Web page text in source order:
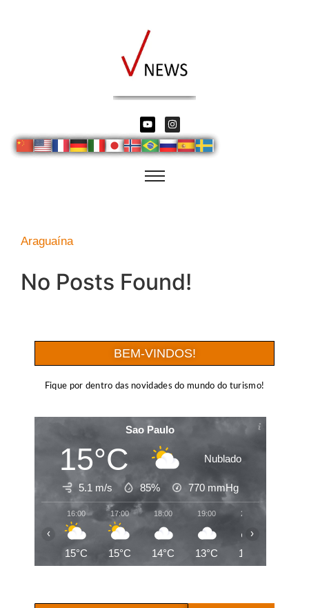
Araguaína
No Posts Found!
BEM-VINDOS!
Fique por dentro das novidades do mundo do turismo!
Sao Paulo
15°C Nublado
5.1 m/s 85% 770 mmHg
16:00
15°C
17:00
15°C
18:00
14°C
19:00
13°C
20:00
13°C
‹ ›